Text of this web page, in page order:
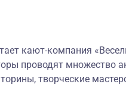
кают-компания
проводят множество
творческие